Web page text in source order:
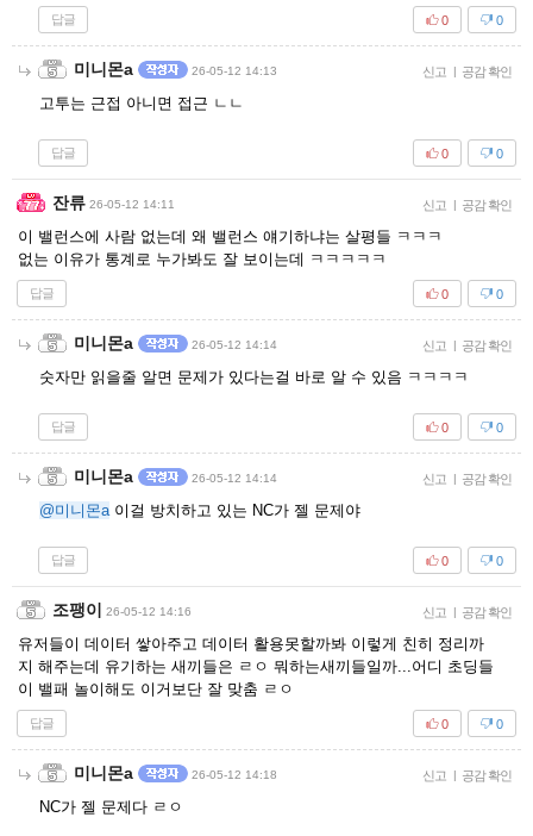
답글 0
0
미니몬a 26-05-12 14:13 신고 | 공감 확인
고투는 근접 아니면 접근 ㄴㄴ
답글 0
0
잔류 26-05-12 14:11 신고 | 공감 확인
이 밸런스에 사람 없는데 왜 밸런스 얘기하냐는 살평들 ㅋㅋㅋ
없는 이유가 통계로 누가봐도 잘 보이는데 ㅋㅋㅋㅋㅋ
답글 0
0
미니몬a 26-05-12 14:14 신고 | 공감 확인
숫자만 읽을줄 알면 문제가 있다는걸 바로 알 수 있음 ㅋㅋㅋㅋ
답글 0
0
미니몬a 26-05-12 14:14 신고 | 공감 확인
@미니몬a이걸 방치하고 있는 NC가 젤 문제야
답글 0
0
조팽이 26-05-12 14:16 신고 | 공감 확인
유저들이 데이터 쌓아주고 데이터 활용못할까봐 이렇게 친히 정리까
지 해주는데 유기하는 새끼들은 ㄹㅇ 뭐하는새끼들일까...어디 초딩들
이 밸패 놀이해도 이거보단 잘 맞춤 ㄹㅇ
답글 0
0
미니몬a 26-05-12 14:18 신고 | 공감 확인
NC가 젤 문제다 ㄹㅇ